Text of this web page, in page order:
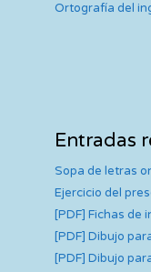
Ortografía del
Entradas
Sopa de letras
Ejercicio del
[PDF] Fichas de
[PDF] Dibujo
[PDF] Dibujo